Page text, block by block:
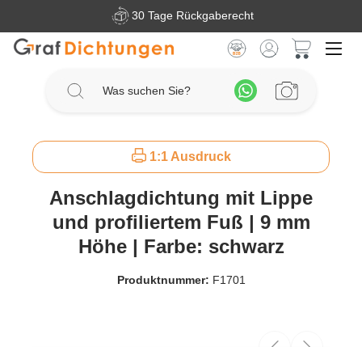
Zum Hauptinhalt springen30 Tage Rückgaberecht
1:1 Ausdruck
Anschlagdichtung mit Lippe
und profiliertem Fuß | 9 mm
Höhe | Farbe: schwarz
Produktnummer: F1701